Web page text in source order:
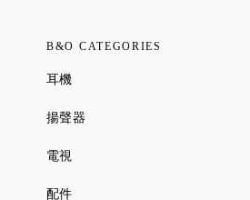
B&O CATEGORIES
耳機Link Opens in New Tab
揚聲器
電視
配件Link Opens in New Tab